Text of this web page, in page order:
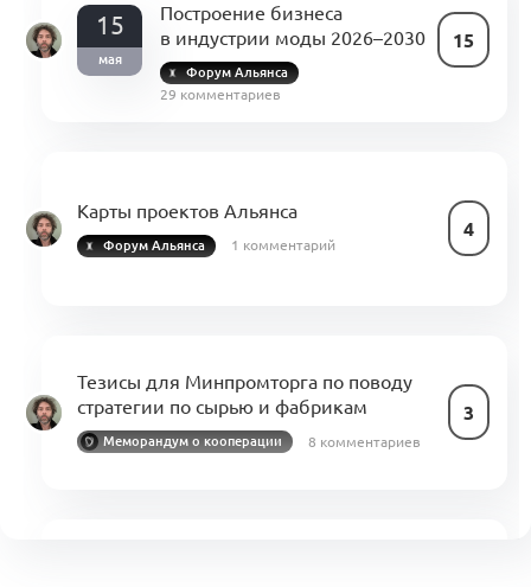
15
мая
Построение бизнеса
в индустрии моды 2026–2030
15
Форум Альянса
29 комментариев
Карты проектов Альянса
4
Форум Альянса 1 комментарий
Тезисы для Минпромторга по поводу
стратегии по сырью и фабрикам
3
Меморандум о кооперации 8 комментариев